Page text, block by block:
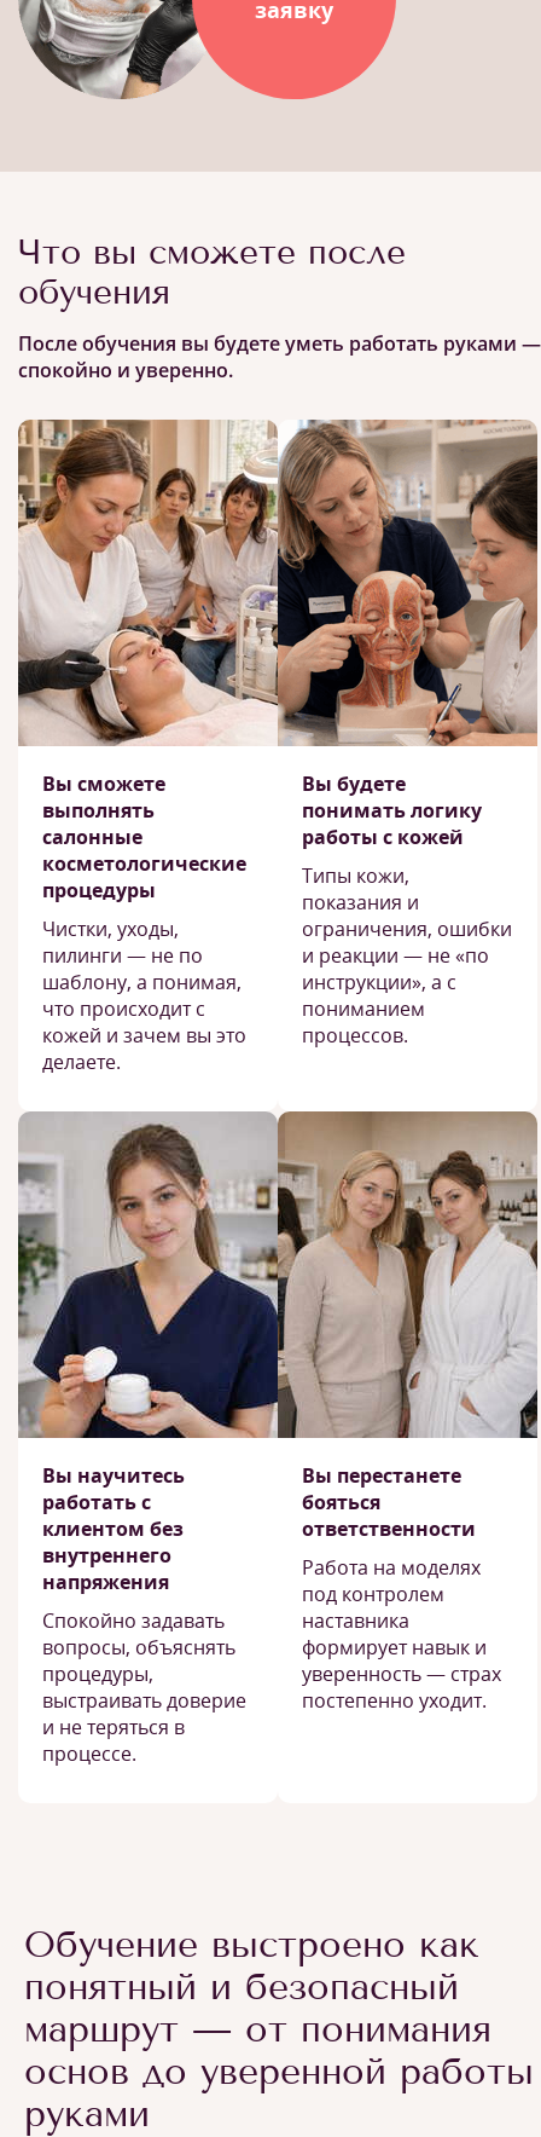
заявку
Что вы сможете после
обучения
После обучения вы будете уметь работать руками —
спокойно и уверенно.
Вы сможете
выполнять
салонные
косметологические
процедуры
Чистки, уходы,
пилинги — не по
шаблону, а понимая,
что происходит с
кожей и зачем вы это
делаете.
Вы будете
понимать логику
работы с кожей
Типы кожи,
показания и
ограничения, ошибки
и реакции — не «по
инструкции», а с
пониманием
процессов.
Вы научитесь
работать с
клиентом без
внутреннего
напряжения
Спокойно задавать
вопросы, объяснять
процедуры,
выстраивать доверие
и не теряться в
процессе.
Вы перестанете
бояться
ответственности
Работа на моделях
под контролем
наставника
формирует навык и
уверенность — страх
постепенно уходит.
Обучение выстроено как
понятный и безопасный
маршрут — от понимания
основ до уверенной работы
руками